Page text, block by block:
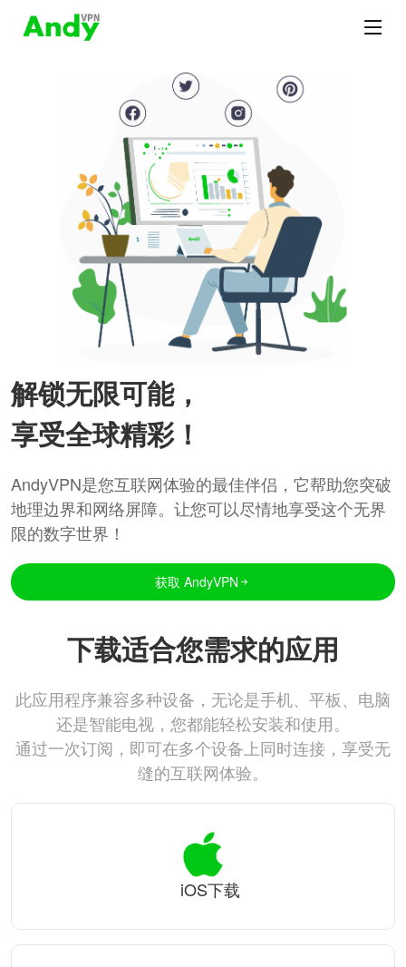
解锁无限可能，
享受全球精彩！
AndyVPN是您互联网体验的最佳伴侣，它帮助您突破
地理边界和网络屏障。让您可以尽情地享受这个无界
限的数字世界！
获取 AndyVPN
下载适合您需求的应用
此应用程序兼容多种设备，无论是手机、平板、电脑
还是智能电视，您都能轻松安装和使用。
通过一次订阅，即可在多个设备上同时连接，享受无
缝的互联网体验。
iOS下载